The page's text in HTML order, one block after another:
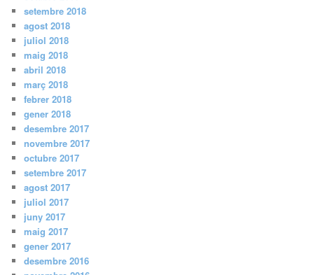
setembre 2018
agost 2018
juliol 2018
maig 2018
abril 2018
març 2018
febrer 2018
gener 2018
desembre 2017
novembre 2017
octubre 2017
setembre 2017
agost 2017
juliol 2017
juny 2017
maig 2017
gener 2017
desembre 2016